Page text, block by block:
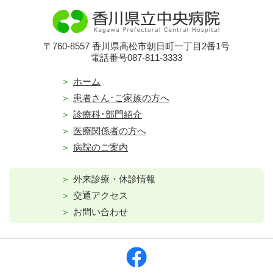
〒760-8557 香川県高松市朝日町一丁目2番1号
電話番号087-811-3333
ホーム
患者さん･ご家族の方へ
診療科･部門紹介
医療関係者の方へ
病院のご案内
外来診療・休診情報
交通アクセス
お問い合わせ